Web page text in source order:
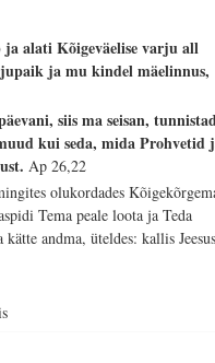
ja alati Kõigeväelise varju all
ja mu kindel mäelinnus,
siis ma seisan,
kui seda, mida Prohvetid
Ap 26,22
olukordades
Tema peale loota ja Teda
andma, üteldes: kallis